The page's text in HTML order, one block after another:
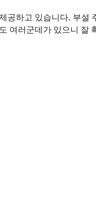
공하고 있습니다. 부설
여러군데가 있으니 잘